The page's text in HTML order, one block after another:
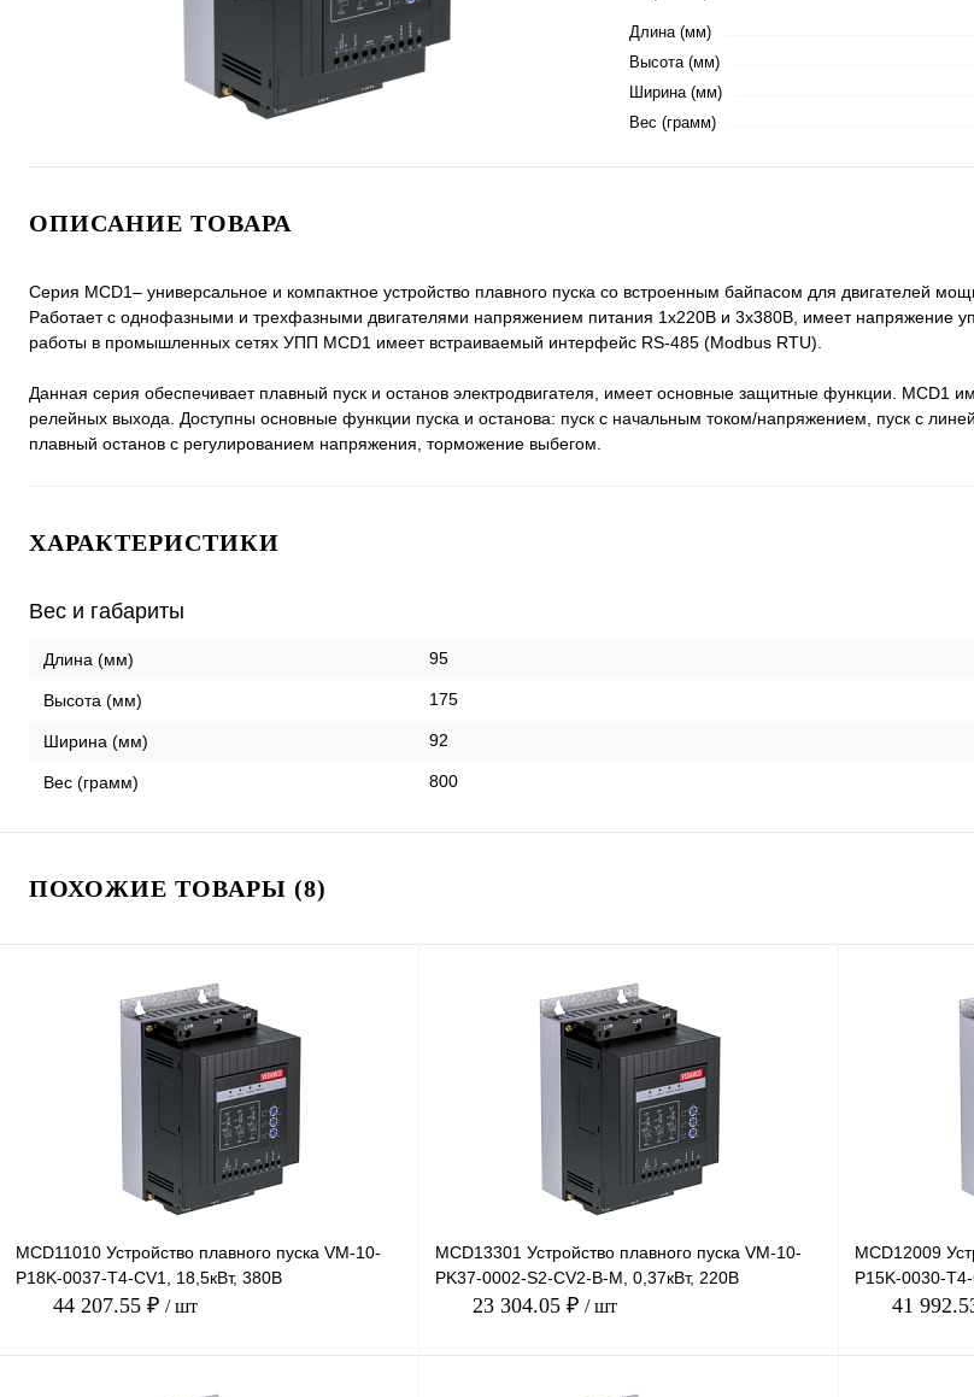
Длина (мм)
Высота (мм)
Ширина (мм)
Вес (грамм)
ОПИСАНИЕ ТОВАРА
Серия MCD1– универсальное и компактное устройство плавного пуска со встроенным байпасом для двигателей
Работает с однофазными и трехфазными двигателями напряжением питания 1х220В и 3х380В, имеет напряжение
работы в промышленных сетях УПП MCD1 имеет встраиваемый интерфейс RS-485 (Modbus RTU).
Данная серия обеспечивает плавный пуск и останов электродвигателя, имеет основные защитные функции. MCD1
релейных выхода. Доступны основные функции пуска и останова: пуск с начальным током/напряжением, пуск с
плавный останов с регулированием напряжения, торможение выбегом.
ХАРАКТЕРИСТИКИ
Вес и габариты
Длина (мм) 95
Высота (мм) 175
Ширина (мм) 92
Вес (грамм) 800
ПОХОЖИЕ ТОВАРЫ (8)
MCD11010 Устройство плавного пуска VM-10-
P18K-0037-T4-CV1, 18,5кВт, 380В
44 207.55 ₽ / шт
MCD13301 Устройство плавного пуска VM-10-
PK37-0002-S2-CV2-B-M, 0,37кВт, 220В
23 304.05 ₽ / шт
MCD12009
P15K-0030-
41